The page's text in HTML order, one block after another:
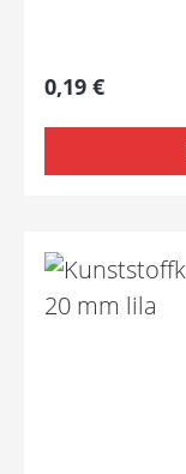
Regulärer Preis:
0,19 €